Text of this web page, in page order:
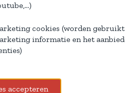
cookies (worden
informatie en het